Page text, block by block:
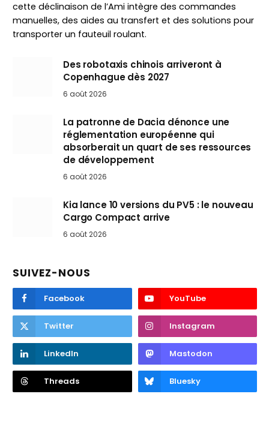
cette déclinaison de l’Ami intègre des commandes
manuelles, des aides au transfert et des solutions pour
transporter un fauteuil roulant.
Des robotaxis chinois arriveront à
Copenhague dès 2027
6 août 2026
La patronne de Dacia dénonce une
réglementation européenne qui
absorberait un quart de ses ressources
de développement
6 août 2026
Kia lance 10 versions du PV5 : le nouveau
Cargo Compact arrive
6 août 2026
SUIVEZ-NOUS
Facebook YouTube
Twitter Instagram
LinkedIn Mastodon
Threads Bluesky